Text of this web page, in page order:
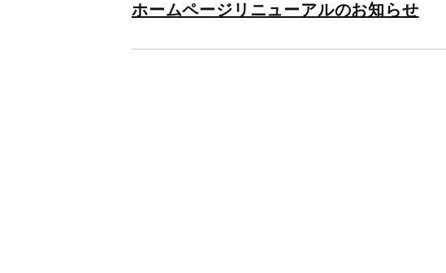
ホームページリニューアルのお知らせ